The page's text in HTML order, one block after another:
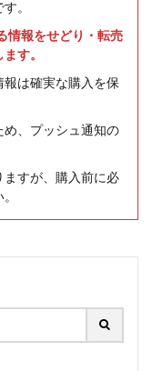
。
情報をせどり・転売
す。
は確実な購入を保
、プッシュ通知の
すが、購入前に必